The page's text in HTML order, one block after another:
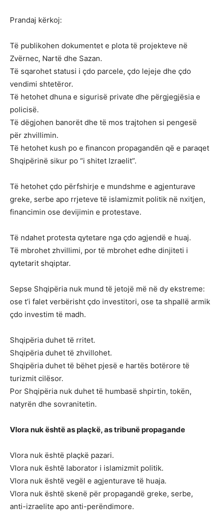
Prandaj kërkoj:
Të publikohen dokumentet e plota të projekteve në
Zvërnec, Nartë dhe Sazan.
Të sqarohet statusi i çdo parcele, çdo lejeje dhe çdo
vendimi shtetëror.
Të hetohet dhuna e sigurisë private dhe përgjegjësia e
policisë.
Të dëgjohen banorët dhe të mos trajtohen si pengesë
për zhvillimin.
Të hetohet kush po e financon propagandën që e paraqet
Shqipërinë sikur po “i shitet Izraelit”.
Të hetohet çdo përfshirje e mundshme e agjenturave
greke, serbe apo rrjeteve të islamizmit politik në nxitjen,
financimin ose devijimin e protestave.
Të ndahet protesta qytetare nga çdo agjendë e huaj.
Të mbrohet zhvillimi, por të mbrohet edhe dinjiteti i
qytetarit shqiptar.
Sepse Shqipëria nuk mund të jetojë më në dy ekstreme:
ose t’i falet verbërisht çdo investitori, ose ta shpallë armik
çdo investim të madh.
Shqipëria duhet të rritet.
Shqipëria duhet të zhvillohet.
Shqipëria duhet të bëhet pjesë e hartës botërore të
turizmit cilësor.
Por Shqipëria nuk duhet të humbasë shpirtin, tokën,
natyrën dhe sovranitetin.
Vlora nuk është as plaçkë, as tribunë propagande
Vlora nuk është plaçkë pazari.
Vlora nuk është laborator i islamizmit politik.
Vlora nuk është vegël e agjenturave të huaja.
Vlora nuk është skenë për propagandë greke, serbe,
anti-izraelite apo anti-perëndimore.